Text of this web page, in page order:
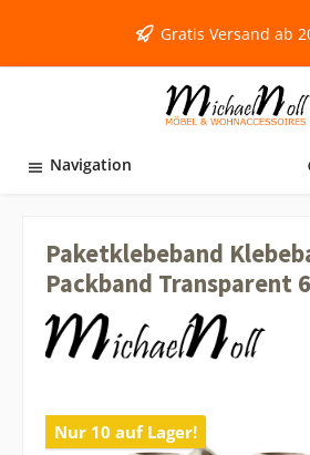
Gratis Versand ab
Navigation
Paketklebeband
Packband Transparent
Nur 10 auf Lager!